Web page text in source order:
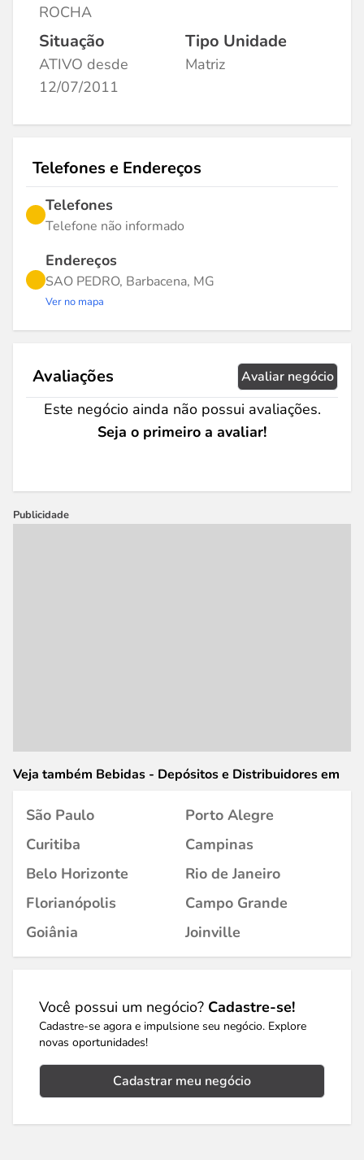
ROCHA
Situação
ATIVO desde
12/07/2011
Tipo Unidade
Matriz
Telefones e Endereços
Telefones
Telefone não informado
Endereços
SAO PEDRO, Barbacena, MG
Ver no mapa
Avaliações Avaliar negócio
Este negócio ainda não possui avaliações.
Seja o primeiro a avaliar!
Publicidade
Veja também Bebidas - Depósitos e Distribuidores em
São Paulo
Porto Alegre
Curitiba
Campinas
Belo Horizonte
Rio de Janeiro
Florianópolis
Campo Grande
Goiânia
Joinville
Você possui um negócio? Cadastre-se!
Cadastre-se agora e impulsione seu negócio. Explore
novas oportunidades!
Cadastrar meu negócio